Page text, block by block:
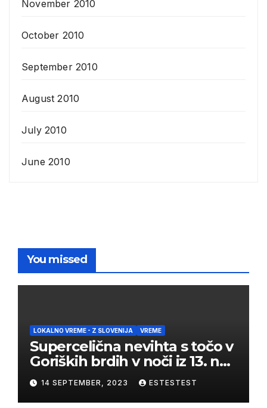
November 2010
October 2010
September 2010
August 2010
July 2010
June 2010
You missed
LOKALNO VREME - Z SLOVENIJA VREME
Supercelična nevihta s točo v
Goriških brdih v noči iz 13. na
14. september 2023
14 SEPTEMBER, 2023 ESTESTEST